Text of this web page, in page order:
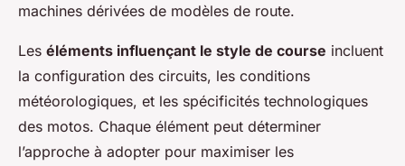
machines dérivées de modèles de route.
Les éléments influençant le style de course incluent
la configuration des circuits, les conditions
météorologiques, et les spécificités technologiques
des motos. Chaque élément peut déterminer
l’approche à adopter pour maximiser les